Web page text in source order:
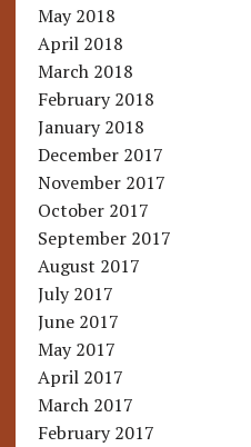
May 2018
April 2018
March 2018
February 2018
January 2018
December 2017
November 2017
October 2017
September 2017
August 2017
July 2017
June 2017
May 2017
April 2017
March 2017
February 2017